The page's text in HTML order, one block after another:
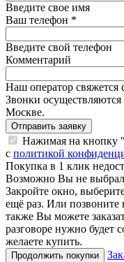
Введите свое имя
Ваш телефон *
Введите свой телефон
Комментарий
Наш оператор
Звонки
Москве.
Отправить заявку
Нажимая на кнопку
с политикой
Покупка в 1 клик
Возможно Вы не
Закройте окно,
ещё раз. Или позвоните
также Вы можете
разговоре нужно будет
желаете купить.
Продолжить покупки